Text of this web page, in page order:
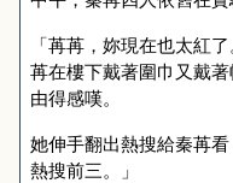
「苒苒，妳現在也太紅
苒在樓下戴著圍巾又戴
由得感嘆。
她伸手翻出熱搜給秦苒
熱搜前三。」